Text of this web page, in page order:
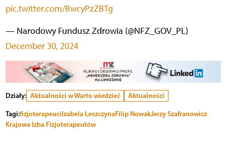
pic.twitter.com/BwcyPzZBTg
— Narodowy Fundusz Zdrowia (@NFZ_GOV_PL)
December 30, 2024
Działy: Aktualności w Warto wiedzieć
Aktualności
Tagi:fizjoterapeuciIzabela LeszczynaFilip NowakJerzy Szafranowicz
Krajowa Izba Fizjoterapeutów